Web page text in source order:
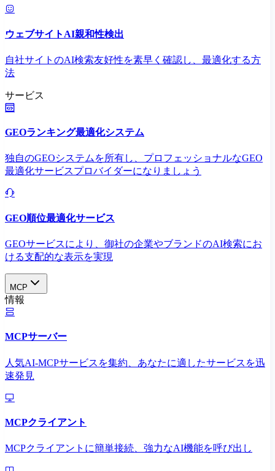
ウェブサイトAI親和性検出
自社サイトのAI検索友好性を素早く確認し、最適化する方
法
サービス
GEOランキング最適化システム
独自のGEOシステムを所有し、プロフェッショナルなGEO
最適化サービスプロバイダーになりましょう
GEO順位最適化サービス
GEOサービスにより、御社の企業やブランドのAI検索にお
ける支配的な表示を実現​
MCP
情報
MCPサーバー
人気AI-MCPサービスを集約、あなたに適したサービスを迅
速発見
MCPクライアント
MCPクライアントに簡単接続、強力なAI機能を呼び出し